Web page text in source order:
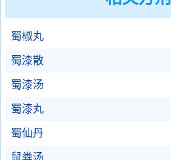
蜀椒丸
蜀漆散
蜀漆汤
蜀漆丸
蜀仙丹